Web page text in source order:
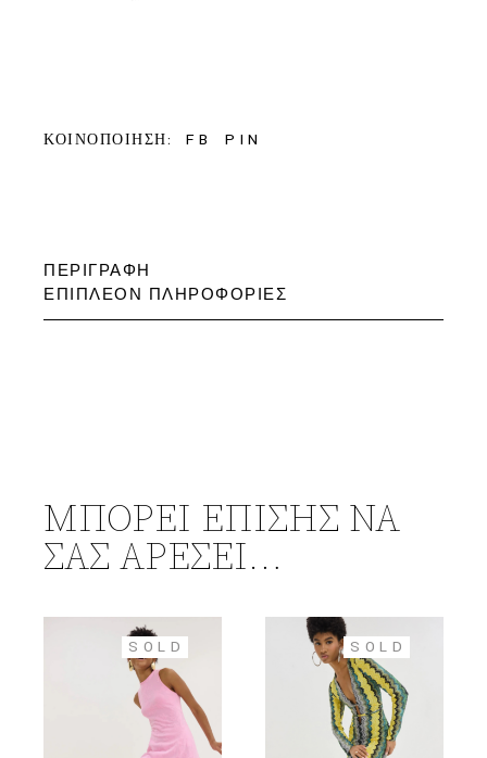
ΚΟΙΝΟΠΟΙΗΣΗ: FB PIN
ΠΕΡΙΓΡΑΦΉ
ΕΠΙΠΛΈΟΝ ΠΛΗΡΟΦΟΡΊΕΣ
ΜΠΟΡΕΊ ΕΠΊΣΗΣ ΝΑ
ΣΑΣ ΑΡΈΣΕΙ…
SOLD SOLD